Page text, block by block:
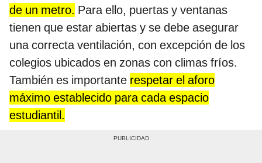
de un metro. Para ello, puertas y ventanas
tienen que estar abiertas y se debe asegurar
una correcta ventilación, con excepción de los
colegios ubicados en zonas con climas fríos.
También es importante respetar el aforo
máximo establecido para cada espacio
estudiantil.